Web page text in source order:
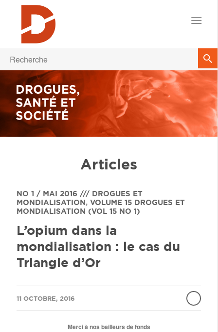
Articles
NO 1 / MAI 2016 /// DROGUES ET
MONDIALISATION, VOLUME 15 DROGUES ET
MONDIALISATION (VOL 15 NO 1)
L’opium dans la
mondialisation : le cas du
Triangle d’Or
11 OCTOBRE, 2016
/
Merci à nos bailleurs de fonds